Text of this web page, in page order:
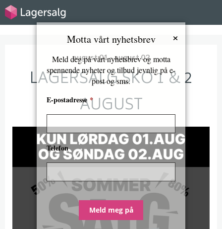
august 01 - august 02
LAGERSALG SKO 1 & 2
AUGUST
×
Motta vårt nyhetsbrev
Meld deg på vårt nyhetsbrev og motta
spennende nyheter og tilbud jevnlig på e-
post og sms.
E-postadresse *
Telefon